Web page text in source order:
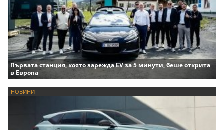
Първата станция, която зарежда EV за 5 минути, беше открита
в Европа
НОВИНИ